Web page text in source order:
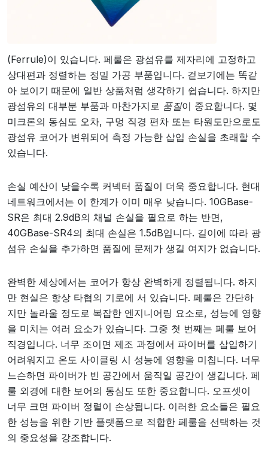
(Ferrule)이 있습니다. 페룰은 광섬유를 제자리에 고정하고
상대편과 정렬하는 정밀 가공 부품입니다. 겉보기에는 똑같
아 보이기 때문에 일반 상품처럼 생각하기 쉽습니다. 하지만
광섬유의 대부분 부품과 마찬가지로 품질이 중요합니다. 몇
미크론의 동심도 오차, 구멍 직경 편차 또는 타원도만으로도
광섬유 코어가 변위되어 측정 가능한 삽입 손실을 초래할 수
있습니다.
손실 예산이 낮을수록 커넥터 품질이 더욱 중요합니다. 현대
네트워크에서는 이 한계가 이미 매우 낮습니다. 10GBase-
SR은 최대 2.9dB의 채널 손실을 필요로 하는 반면,
40GBase-SR4의 최대 손실은 1.5dB입니다. 길이에 따라 광
섬유 손실을 추가하면 품질에 문제가 생길 여지가 없습니다.
완벽한 세상에서는 코어가 항상 완벽하게 정렬됩니다. 하지
만 현실은 항상 타협의 기로에 서 있습니다. 페룰은 간단하
지만 놀라울 정도로 복잡한 엔지니어링 요소로, 성능에 영향
을 미치는 여러 요소가 있습니다. 그중 첫 번째는 페룰 보어
직경입니다. 너무 조이면 제조 과정에서 파이버를 삽입하기
어려워지고 온도 사이클링 시 성능에 영향을 미칩니다. 너무
느슨하면 파이버가 빈 공간에서 움직일 공간이 생깁니다. 페
룰 외경에 대한 보어의 동심도 또한 중요합니다. 오프셋이
너무 크면 파이버 정렬이 손상됩니다. 이러한 요소들은 필요
한 성능을 위한 기반 플랫폼으로 적합한 페룰을 선택하는 것
의 중요성을 강조합니다.